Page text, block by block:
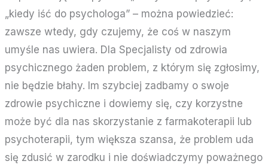
„kiedy iść do psychologa” – można powiedzieć:
zawsze wtedy, gdy czujemy, że coś w naszym
umyśle nas uwiera. Dla Specjalisty od zdrowia
psychicznego żaden problem, z którym się zgłosimy,
nie będzie błahy. Im szybciej zadbamy o swoje
zdrowie psychiczne i dowiemy się, czy korzystne
może być dla nas skorzystanie z farmakoterapii lub
psychoterapii, tym większa szansa, że problem uda
się zdusić w zarodku i nie doświadczymy poważnego